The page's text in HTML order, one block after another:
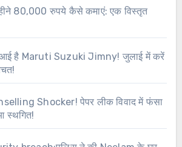
80,000 रुपये कैसे कमाएं: एक विस्तृत
है Maruti Suzuki Jimny! जुलाई में करें
Shocker! पेपर लीक विवाद में फंसा
स्थगित!